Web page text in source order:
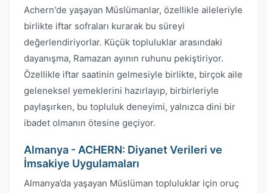
Achern'de yaşayan Müslümanlar, özellikle aileleriyle
birlikte iftar sofraları kurarak bu süreyi
değerlendiriyorlar. Küçük topluluklar arasındaki
dayanışma, Ramazan ayının ruhunu pekiştiriyor.
Özellikle iftar saatinin gelmesiyle birlikte, birçok aile
geleneksel yemeklerini hazırlayıp, birbirleriyle
paylaşırken, bu topluluk deneyimi, yalnızca dini bir
ibadet olmanın ötesine geçiyor.
Almanya - ACHERN: Diyanet Verileri ve
İmsakiye Uygulamaları
Almanya’da yaşayan Müslüman topluluklar için oruç